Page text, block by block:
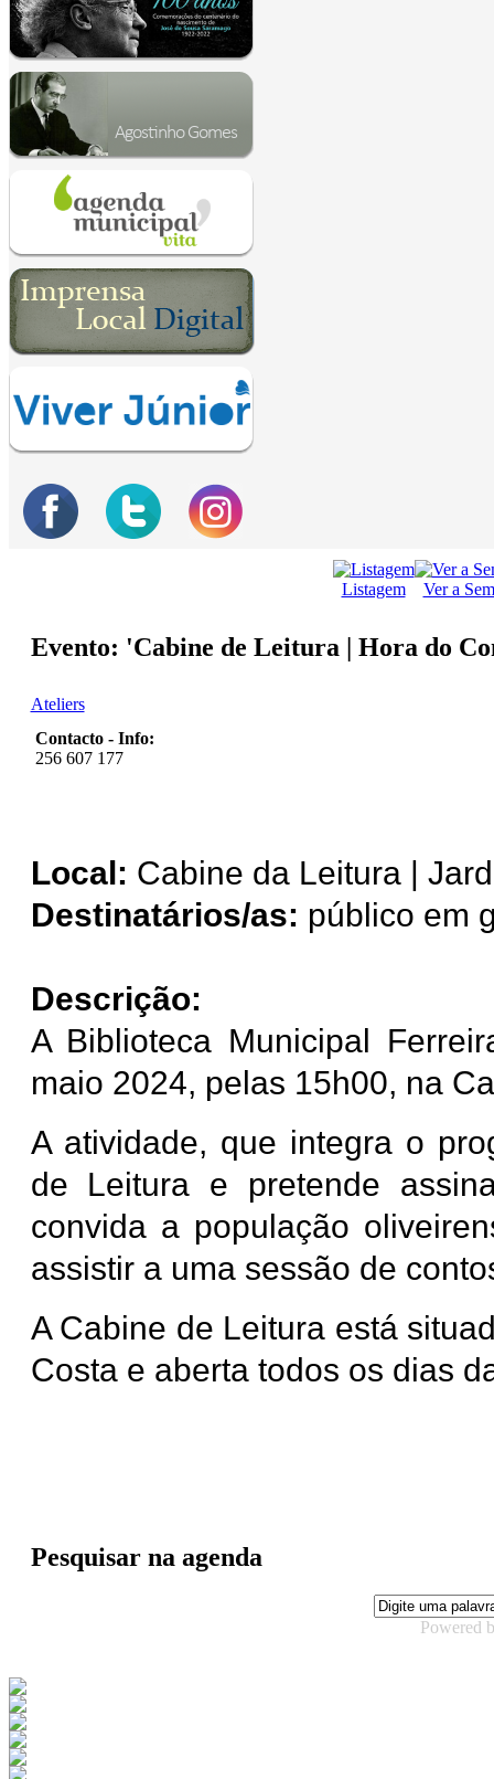
Listagem Ver a
Evento: 'Cabine de Leitura | Hora do
Ateliers
Contacto - Info:
256 607 177
Local: Cabine da Leitura |
Destinatários/as: público em
Descrição:
A Biblioteca Municipal
maio 2024, pelas 15h00, na
A atividade, que integra o
de Leitura e pretende
convida a população
assistir a uma sessão de
A Cabine de Leitura está
Costa e aberta todos os dias
Pesquisar na agenda
Powered